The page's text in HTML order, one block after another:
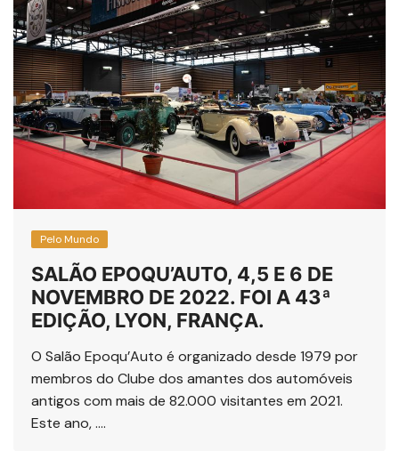
Pelo Mundo
SALÃO EPOQU’AUTO, 4,5 E 6 DE
NOVEMBRO DE 2022. FOI A 43ª
EDIÇÃO, LYON, FRANÇA.
O Salão Epoqu’Auto é organizado desde 1979 por
membros do Clube dos amantes dos automóveis
antigos com mais de 82.000 visitantes em 2021.
Este ano, ….